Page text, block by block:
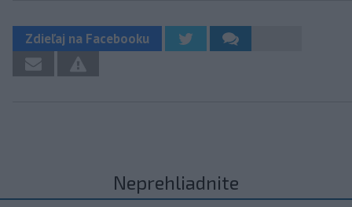
Zdieľaj na Facebooku
Neprehliadnite